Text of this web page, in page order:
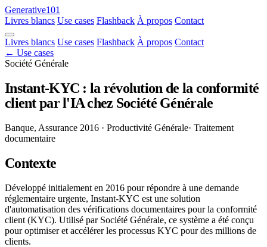
Generative101
Livres blancs Use cases Flashback À propos Contact
Livres blancs Use cases Flashback À propos Contact
← Use cases
Société Générale
Instant-KYC : la révolution de la conformité
client par l'IA chez Société Générale
Banque, Assurance 2016 · Productivité Générale· Traitement
documentaire
Contexte
Développé initialement en 2016 pour répondre à une demande
réglementaire urgente, Instant-KYC est une solution
d'automatisation des vérifications documentaires pour la conformité
client (KYC). Utilisé par Société Générale, ce système a été conçu
pour optimiser et accélérer les processus KYC pour des millions de
clients.